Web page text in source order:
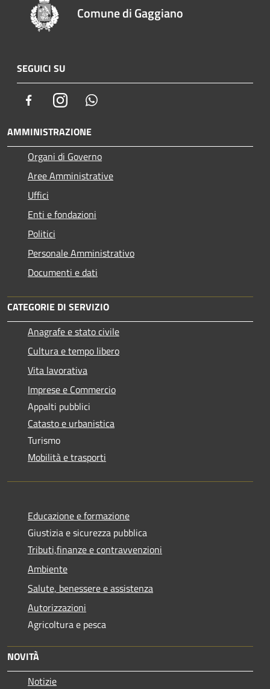
Comune di Gaggiano
SEGUICI SU
FacebookInstagram
AMMINISTRAZIONE
Organi di Governo
Aree Amministrative
Uffici
Enti e fondazioni
Politici
Personale Amministrativo
Documenti e dati
CATEGORIE DI SERVIZIO
Anagrafe e stato civile
Cultura e tempo libero
Vita lavorativa
Imprese e Commercio
Appalti pubblici
Catasto e urbanistica
Turismo
Mobilità e trasporti
Educazione e formazione
Giustizia e sicurezza pubblica
Tributi,finanze e contravvenzioni
Ambiente
Salute, benessere e assistenza
Autorizzazioni
Agricoltura e pesca
NOVITÀ
Notizie